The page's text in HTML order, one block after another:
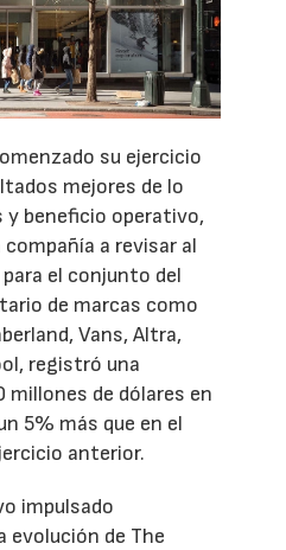
su ejercicio
mejores de lo
beneficio operativo,
compañía a revisar al
el conjunto del
de marcas como
Vans, Altra,
registró una
de dólares en
5% más que en el
anterior.
impulsado
evolución de The